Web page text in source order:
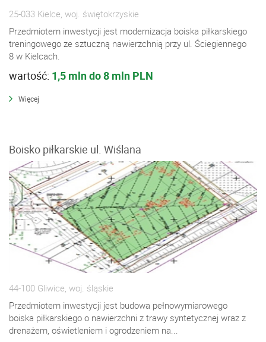
25-033 Kielce, woj. świętokrzyskie
Przedmiotem inwestycji jest modernizacja boiska piłkarskiego
treningowego ze sztuczną nawierzchnią przy ul. Ściegiennego
8 w Kielcach.
wartość: 1,5 mln do 8 mln PLN
Więcej
Boisko piłkarskie ul. Wiślana
44-100 Gliwice, woj. śląskie
Przedmiotem inwestycji jest budowa pełnowymiarowego
boiska piłkarskiego o nawierzchni z trawy syntetycznej wraz z
drenażem, oświetleniem i ogrodzeniem na...